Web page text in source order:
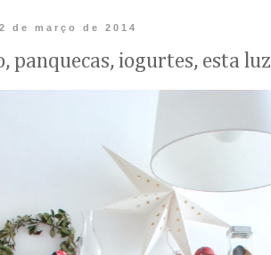
de março de 2014
panquecas, iogurtes, esta luz